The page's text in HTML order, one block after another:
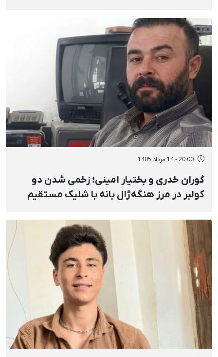
20:00 - 14 مرداد 1405
گوران خدری و بختیار امینی؛ زخمی شدن دو
کولبر در مرز هنگه‌ژال بانه با شلیک مستقیم